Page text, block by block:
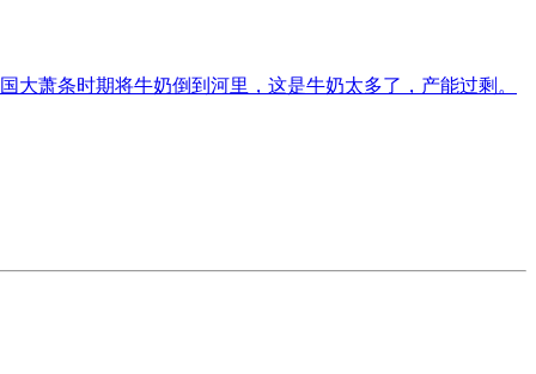
大萧条时期将牛奶倒到河里，这是牛奶太多了，产能过剩。